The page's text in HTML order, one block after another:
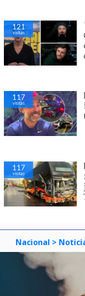
121
visitas
117
visitas
117
visitas
Nacional >